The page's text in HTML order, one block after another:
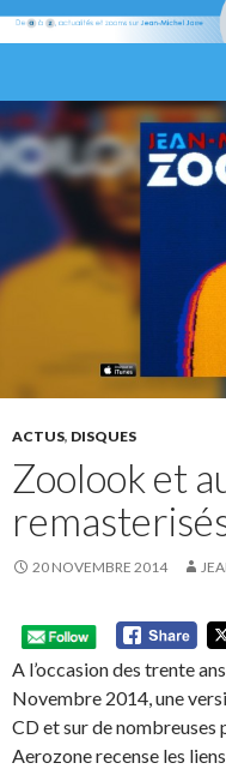
AU
CONTENU
ACTUS, DISQUES
Zoolook et
20 NOVEMBRE 2014
A l’occasion des trente
Novembre 2014, une
CD et sur de
Aerozone recense les